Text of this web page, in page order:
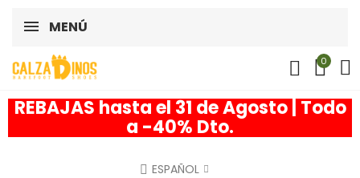
MENÚ
0
REBAJAS hasta el 31 de Agosto | Todo
a -40% Dto.
ESPAÑOL